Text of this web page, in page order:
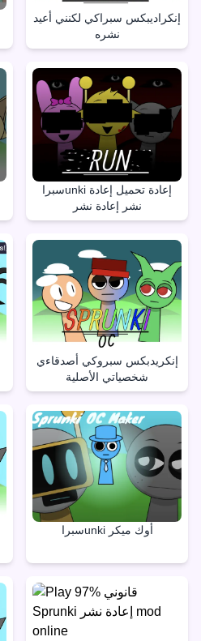
إنكراديبكس سبراكي لكنني أعيد
نشره
سبراunki إعادة تحميل إعادة
نشر إعادة نشر
إنكريدبكس سبروكي أصدقاءي
شخصياتي الأصلية
سبراunki أوك ميكر